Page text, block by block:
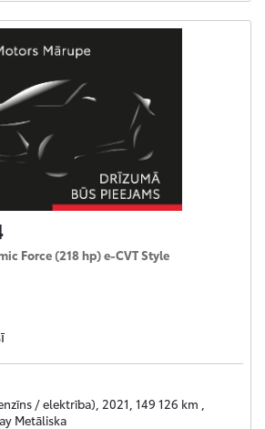
Force (218 hp) e-CVT Style
/ elektrība), 2021, 149 126 km ,
Metāliska